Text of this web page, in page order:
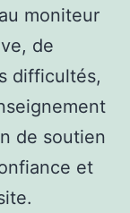
moniteur
de
difficultés,
de soutien
et